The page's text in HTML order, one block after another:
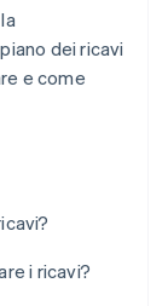
dei ricavi
e come
i ricavi?